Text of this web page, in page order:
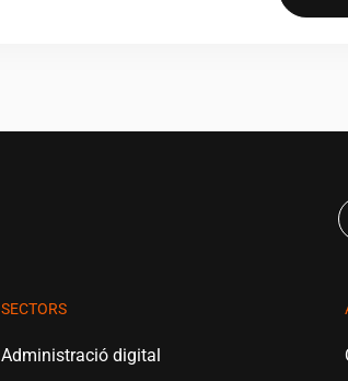
SECTORS
Administració digital